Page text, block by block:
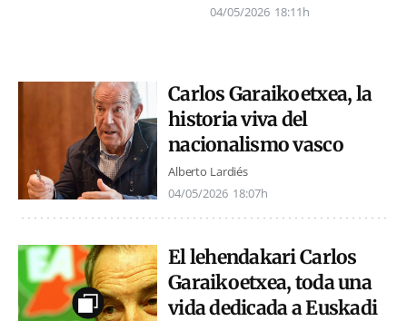
04/05/2026 18:11h
Carlos Garaikoetxea, la
historia viva del
nacionalismo vasco
Alberto Lardiés
04/05/2026 18:07h
El lehendakari Carlos
Garaikoetxea, toda una
vida dedicada a Euskadi